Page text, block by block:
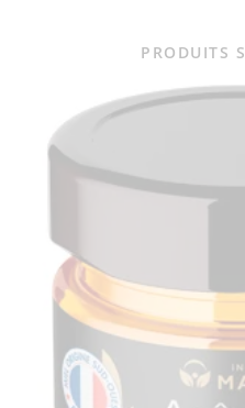
PRODUITS